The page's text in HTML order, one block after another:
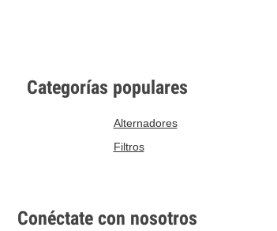
Categorías populares
Alternadores
Filtros
Conéctate con nosotros